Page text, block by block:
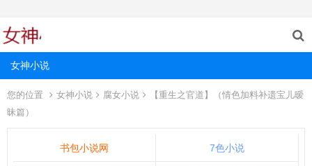
女神小说
您的位置 女神小说 腐女小说
【重生之官道】（情色加料补遗宝儿暧
昧篇）
书包小说网 7色小说